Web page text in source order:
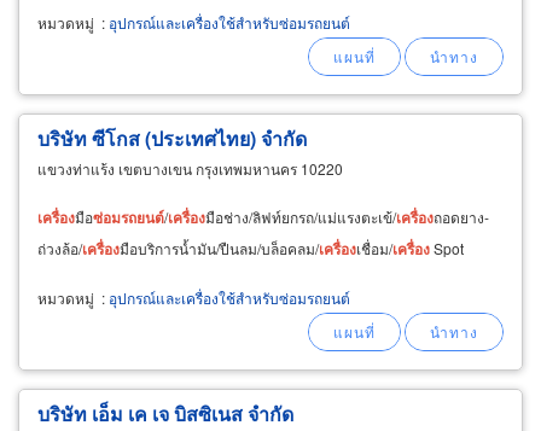
หมวดหมู่ : อุปกรณ์และเครื่องใช้สำหรับซ่อมรถยนต์
บริษัท ซีโกส (ประเทศไทย) จำกัด
แขวงท่าแร้ง เขตบางเขน กรุงเทพมหานคร 10220
เครื่องมือซ่อมรถยนต์/เครื่องมือช่าง/ลิฟท์ยกรถ/แม่แรงตะเข้/เครื่องถอดยาง-
ถ่วงล้อ/เครื่องมือบริการน้ำมัน/ปืนลม/บล็อคลม/เครื่องเชื่อม/เครื่องSpot
หมวดหมู่ : อุปกรณ์และเครื่องใช้สำหรับซ่อมรถยนต์
บริษัท เอ็ม เค เจ บิสซิเนส จำกัด